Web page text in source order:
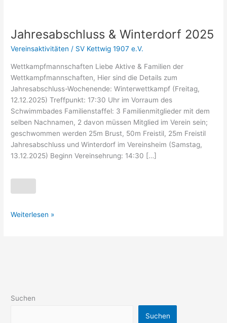
Jahresabschluss & Winterdorf 2025
Vereinsaktivitäten / SV Kettwig 1907 e.V.
Wettkampfmannschaften Liebe Aktive & Familien der
Wettkampfmannschaften, Hier sind die Details zum
Jahresabschluss-Wochenende: Winterwettkampf (Freitag,
12.12.2025) Treffpunkt: 17:30 Uhr im Vorraum des
Schwimmbades Familienstaffel: 3 Familienmitglieder mit dem
selben Nachnamen, 2 davon müssen Mitglied im Verein sein;
geschwommen werden 25m Brust, 50m Freistil, 25m Freistil
Jahresabschluss und Winterdorf im Vereinsheim (Samstag,
13.12.2025) Beginn Vereinsehrung: 14:30 […]
Jahresabschluss
Winterdorf
2025
Weiterlesen »
Suchen
Suchen